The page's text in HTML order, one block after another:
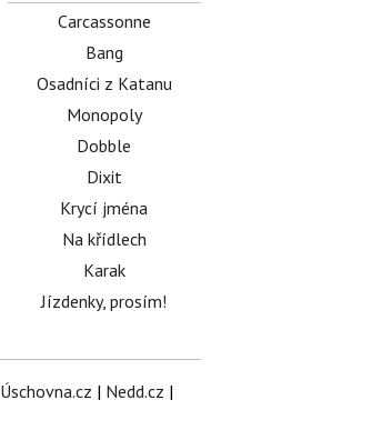
Carcassonne
Bang
Osadníci z Katanu
Monopoly
Dobble
Dixit
Krycí jména
Na křídlech
Karak
Jízdenky, prosím!
Úschovna.cz | Nedd.cz |